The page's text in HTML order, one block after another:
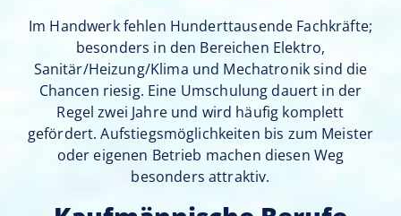
Im Handwerk fehlen Hunderttausende Fachkräfte;
besonders in den Bereichen Elektro,
Sanitär/Heizung/Klima und Mechatronik sind die
Chancen riesig. Eine Umschulung dauert in der
Regel zwei Jahre und wird häufig komplett
gefördert. Aufstiegsmöglichkeiten bis zum Meister
oder eigenen Betrieb machen diesen Weg
besonders attraktiv.